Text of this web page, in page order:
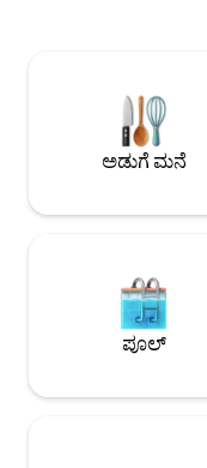
•ಡಿಲಕ್ಸ್ ಸೌಲಭ್ಯಗಳು
ಪ್ರತಿ ನಾಯಿಗೆ, ಪ್ರತಿ
ಶುಚಿಗೊಳಿಸುವಿಕೆ ಮತ್ತು
ಅಡುಗೆ ಮನೆ
ಪೂಲ್